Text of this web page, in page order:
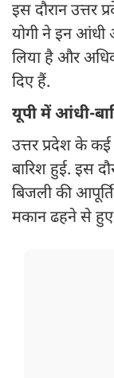
इस दौरान उत्तर
योगी ने इन आंधी
लिया है और
दिए हैं.
यूपी में आंधी-
उत्तर प्रदेश के
बारिश हुई. इस
बिजली की
मकान ढहने से